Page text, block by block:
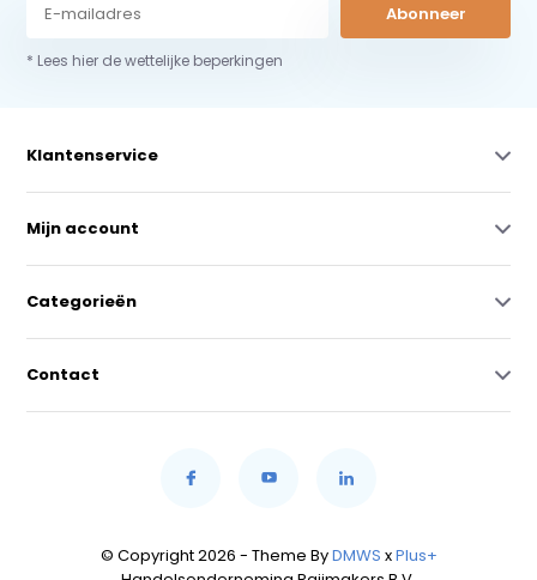
Abonneer
* Lees hier de wettelijke beperkingen
Klantenservice
Mijn account
Categorieën
Contact
© Copyright 2026 - Theme ByDMWS xPlus+